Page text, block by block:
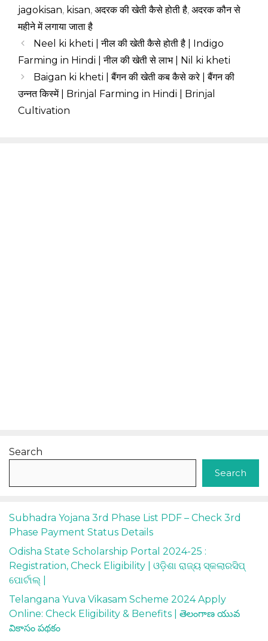
jagokisan, kisan, अदरक की खेती कैसे होती है, अदरक कौन से
महीने में लगाया जाता है
Neel ki kheti | नील की खेती कैसे होती है | Indigo
Farming in Hindi | नील की खेती से लाभ | Nil ki kheti
Baigan ki kheti | बैंगन की खेती कब कैसे करे | बैंगन की
उन्नत किस्में | Brinjal Farming in Hindi | Brinjal
Cultivation
Search
Search
Subhadra Yojana 3rd Phase List PDF – Check 3rd
Phase Payment Status Details
Odisha State Scholarship Portal 2024-25 :
Registration, Check Eligibility | ଓଡ଼ିଶା ରାଜ୍ୟ ସ୍କଲାରସିପ୍
ପୋର୍ଟାଲ୍ |
Telangana Yuva Vikasam Scheme 2024 Apply
Online: Check Eligibility & Benefits | తెలంగాణ యువ
వికాసం పథకం